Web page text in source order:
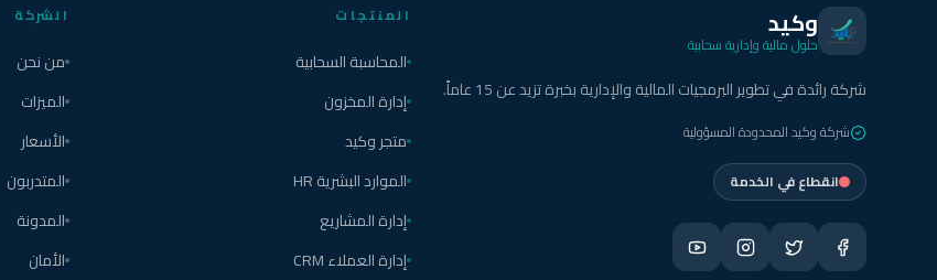
وكيد
حلول مالية وإدارية سحابية
شركة رائدة في تطوير البرمجيات المالية والإدارية بخبرة تزيد عن 15 عاماً.
شركة وكيد المحدودة المسؤولية
انقطاع في الخدمة
المنتجات
المحاسبة السحابية
إدارة المخزون
متجر وكيد
الموارد البشرية HR
إدارة المشاريع
إدارة العملاء CRM
الشركة
من نحن
الميزات
الأسعار
المتدربون
المدونة
الأمان